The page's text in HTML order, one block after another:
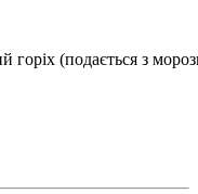
горіх (подається з